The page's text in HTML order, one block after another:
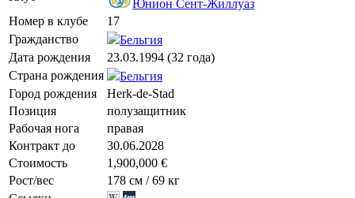
Юнион Сент-Жиллуаз
Номер в клубе
17
Гражданство
Бельгия
Дата рождения
23.03.1994 (32 года)
Страна рождения
Бельгия
Город рождения
Herk-de-Stad
Позиция
полузащитник
Рабочая нога
правая
Контракт до
30.06.2028
Стоимость
1,900,000 €
Рост/вес
178 см / 69 кг